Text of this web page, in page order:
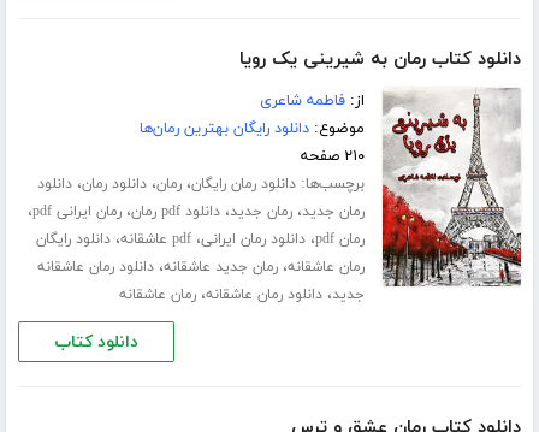
دانلود کتاب رمان به شیرینی یک رویا
از:فاطمه شاعری
موضوع:دانلود رایگان بهترین رمان‌ها
۲۱۰ صفحه
برچسب‌ها:دانلود رمان رایگان،رمان،دانلود رمان،دانلود
رمان جدید،رمان جدید،دانلود pdf رمان ،رمان ایرانی pdf ،
رمان pdf ،دانلود رمان ایرانی،pdf عاشقانه ،دانلود رایگان
رمان عاشقانه،رمان جدید عاشقانه،دانلود رمان عاشقانه
جدید،دانلود رمان عاشقانه،رمان عاشقانه
دانلود کتاب